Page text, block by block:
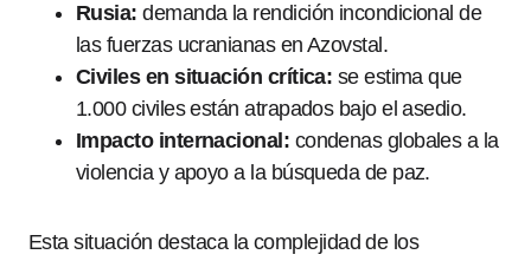
Rusia: demanda la rendición incondicional de
las fuerzas ucranianas en Azovstal.
Civiles en situación crítica: se estima que
1.000 civiles están atrapados bajo el asedio.
Impacto internacional: condenas globales a la
violencia y apoyo a la búsqueda de paz.
Esta situación destaca la complejidad de los